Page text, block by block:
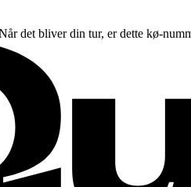
det bliver din tur, er dette kø-